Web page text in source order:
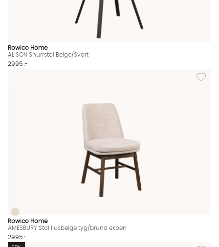
Rowico Home
ALISON Snurrstol Beige/Svart
2995 :-
Lägg
AMESBURY Stol ljusbeige tyg/bruna ekben Finns även i dessa
AMESBURY Stol ljusbeige tyg/bruna ekben
Rowico Home
AMESBURY Stol ljusbeige tyg/bruna ekben
2995 :-